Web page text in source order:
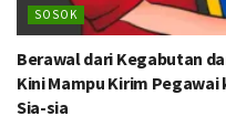
SOSOK
Berawal dari Kegabutan
Kini Mampu Kirim
Sia-sia